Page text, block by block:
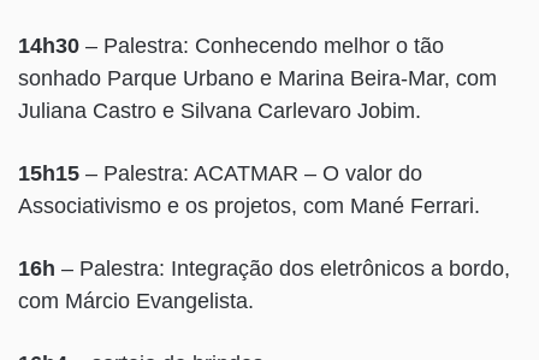
14h30 – Palestra: Conhecendo melhor o tão
sonhado Parque Urbano e Marina Beira-Mar, com
Juliana Castro e Silvana Carlevaro Jobim.
15h15 – Palestra: ACATMAR – O valor do
Associativismo e os projetos, com Mané Ferrari.
16h – Palestra: Integração dos eletrônicos a bordo,
com Márcio Evangelista.